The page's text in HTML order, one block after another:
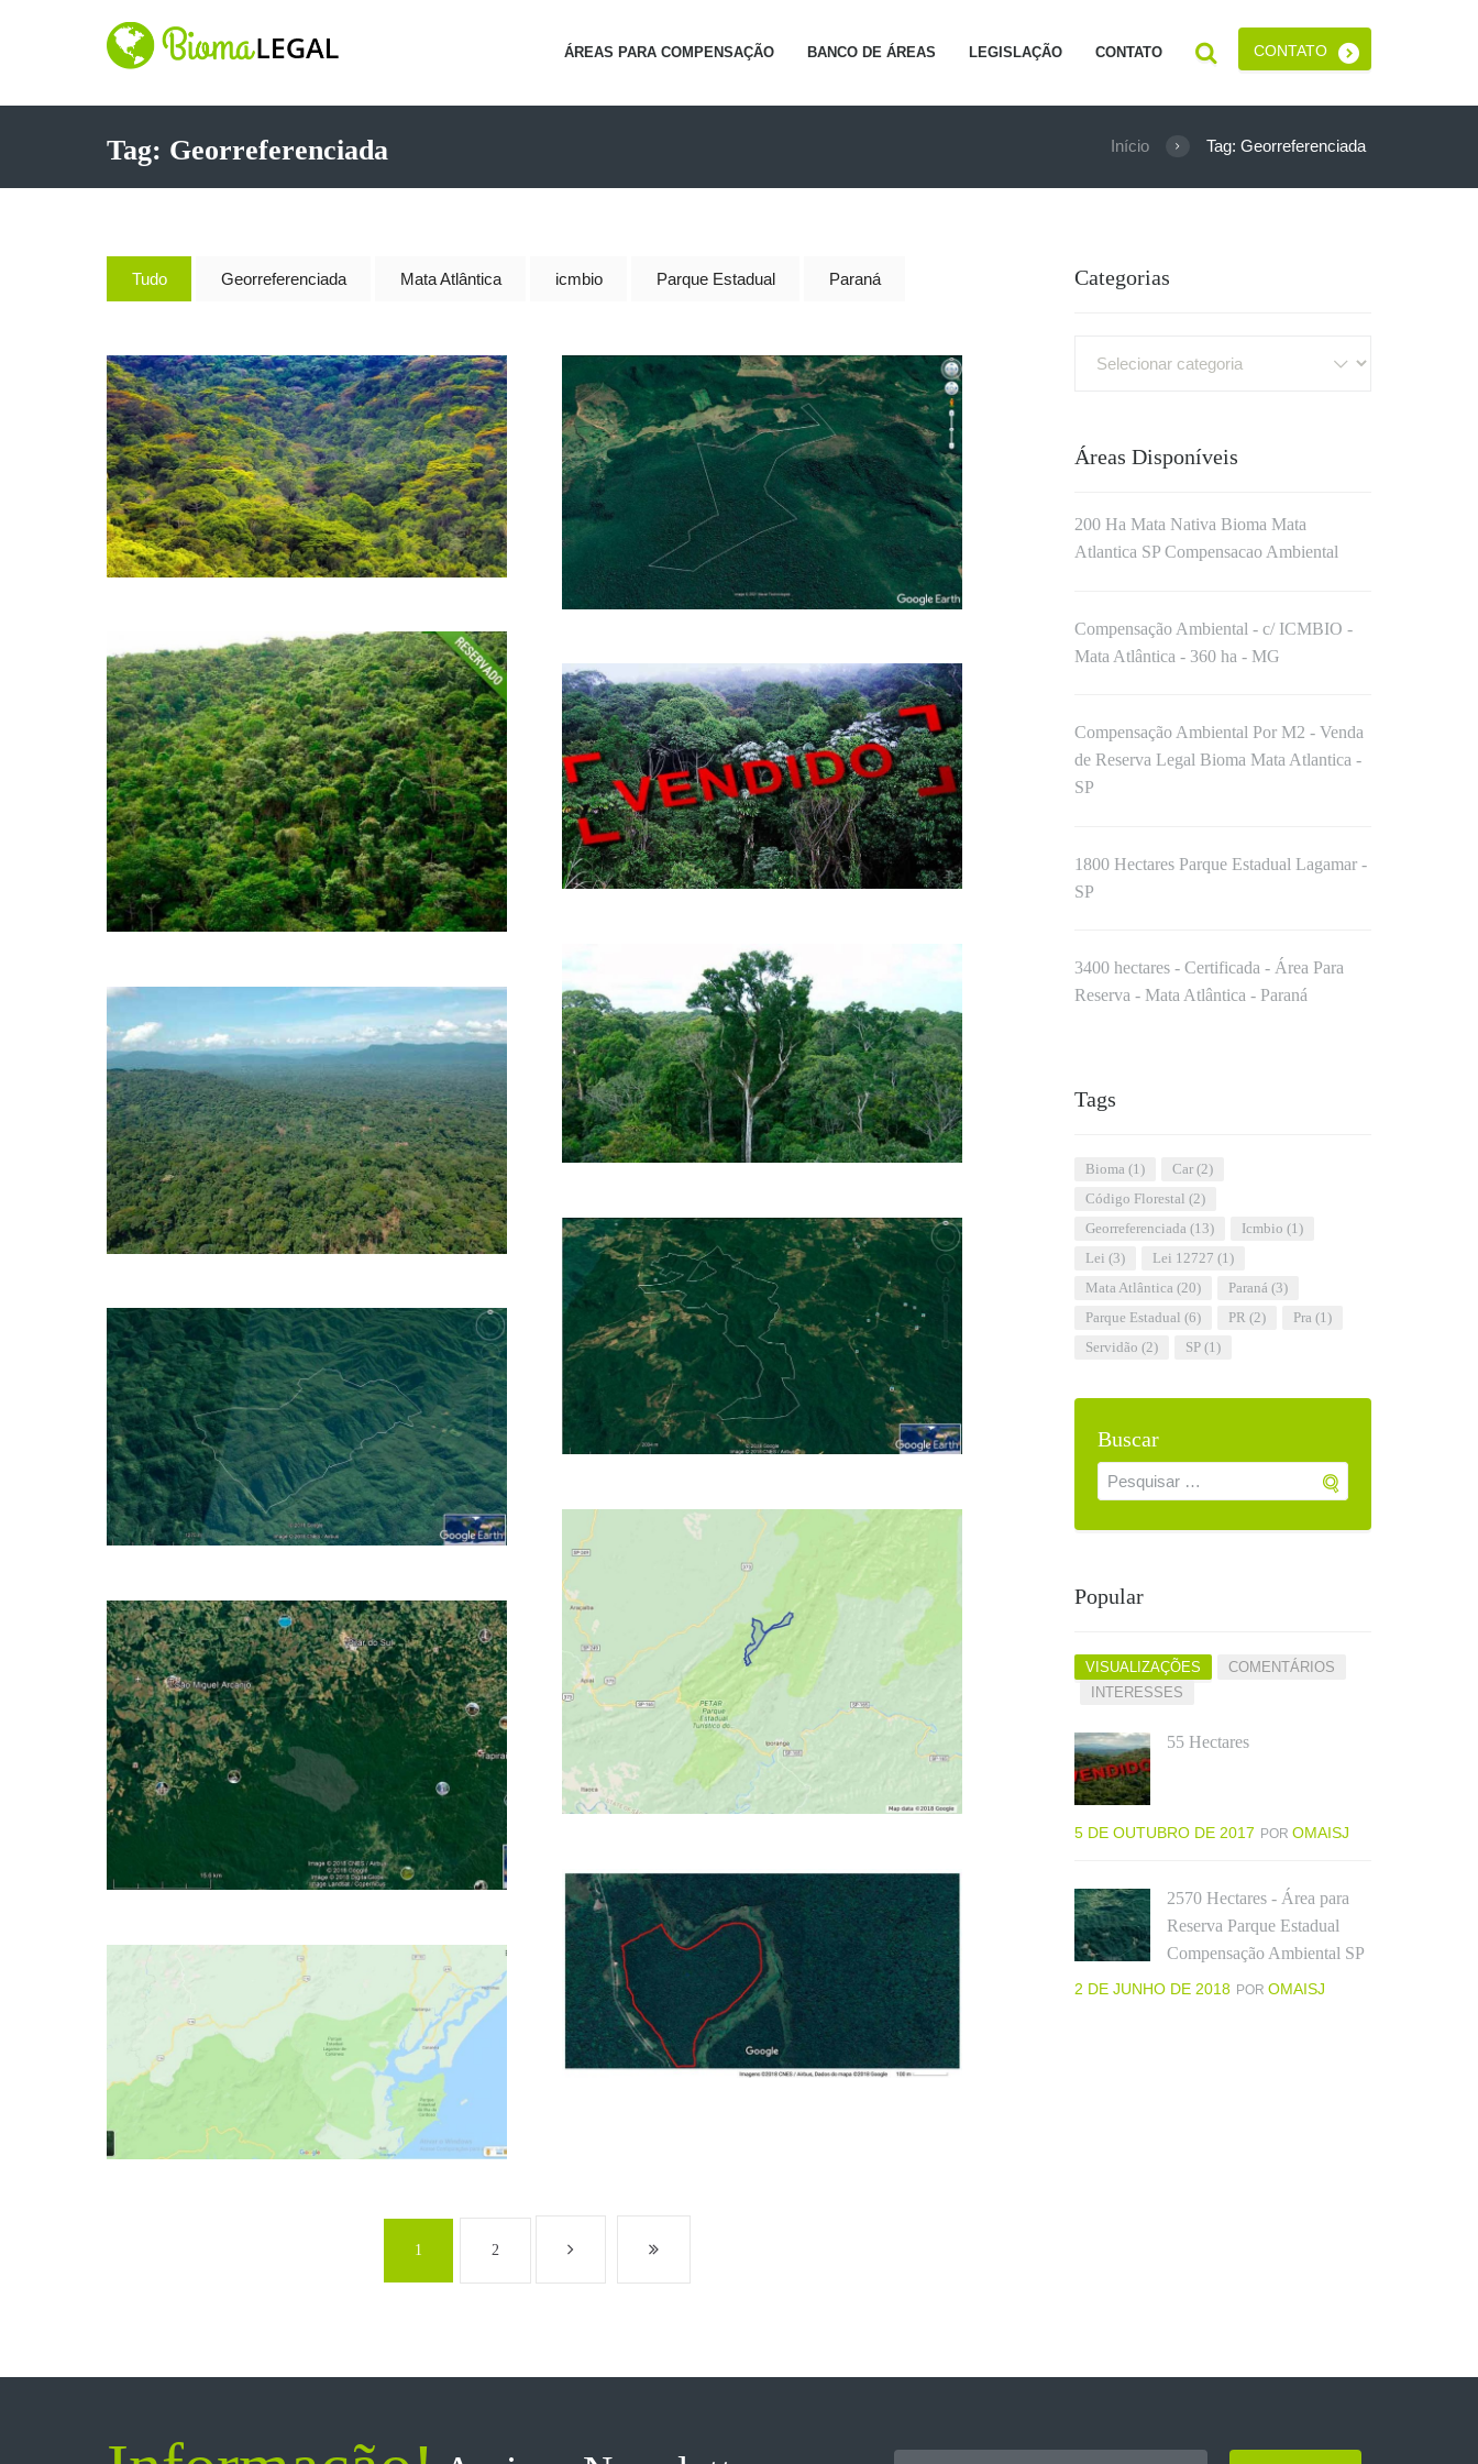
CONTATO
ÁREAS PARA COMPENSAÇÃO BANCO DE ÁREAS LEGISLAÇÃO CONTATO
Início Tag: Georreferenciada
Tag: Georreferenciada
Tudo Georreferenciada Mata Atlântica icmbio Parque Estadual Paraná
360 Hectares – Certificada pelo Incra –
Sigef
Localizada no Estado de São Paulo, na Região do Vale do
Ribeira, Bioma Mata Atlântica, 100% Preservada. Valor: R$
Consulte p/Ha Geo: SIM...
Compensação Ambiental – c/ ICMBIO –
Mata Atlântica – 360 ha – MG
Área Verde com Certidão do ICMBIO – Pronta para
Servidão / Compensação de Reserva Legal – Parque Federal
Valor: R$ Consulte p/ Hectare...
8640 Hectares
E M N E G O C I A Ç Ã O Geo averbado na Matrícula –
Localizada em Área 95% preservada – Vale do Ribeira – SP
– Bioma...
3540 Hectares
Mata Nativa. Com cerca de 50% da área localizada no
interior de um Parque Estadual-SP. Pronta para
Compensação Ambiental R$ Consulte p/Hectare...
3400 hectares – Certificada – Área Para
Reserva – Mata Atlântica – Paraná
Fazenda 100% Mata Atlântica Preservada – Difícil Acesso –
Ideal para Compensação Ambiental – Oportunidade Valor:
R$ Consulte p/...
440 hectares – Reserva Mata Atlântica –
Compensação – São Paulo
Documentação 100% – Pronta para Compensação – SP
Valor: R$ Consulte p/ Hectare GEO: (EM EXCECUÇÃO)
ITR: SIM CCIR: SIM CAR: SIM
2078 Hectares – Mata Atlântica – Pronta
para TAC – Geo Certificado
Georreferenciamento Cerfiticado – 02 Matrículas – 100%
Documentada – Pronta para TAC Valor: R$ Consulte p/
Hectare GEO: SIM...
1000 Hectares – Parque Estadual Paraná
– Reserva
Dentro do Parque Estadual de Lauráceas – PR – Com
parecer do IAP ( Instituto Ambiental do Paraná) Valor: R$
Consulte p/ hectare CCIR...
1400 Hectares – Dentro do Parque
Estadual Petar – SP
Pronta para Compensação Ambiental – TAC – SP Valor:
R$ Consulte p/ hectare 578 Alqueires Paulista CCIR: SIM
ITR: SIM CAR: SIM GEO...
5600 Hectares Reserva Mata Atlântica
SP Compensação
Pronta para Compensação Ambiental – TAC – SP Valor:
R$ Consultep/ hectare 2.314 Alqueires Paulista CCIR: SIM
ITR: SIM CAR: SIM GEO...
34 Hectares Bioma Mata Atlântica
Reserva Compensação Ambiental – SP
Vegetação 100% Nativa – Bioma Mata Atlântica – SP
Valor: R$ Consulte p/ Hectare GEO: SIM ITR: SIM CCIR:
SIM CAR: SIM Desmembra : NÃO *O...
1800 Hectares Parque Estadual
Lagamar – SP
Áreas 100% Regularizadas – Situadas no I Perímetro de
Cananéia-SP. – Bioma Mata Atlântica – ITR – CCIR – CAR
1 2
Categorias
Áreas Disponíveis
200 Ha Mata Nativa Bioma Mata
Atlantica SP Compensacao Ambiental
Compensação Ambiental - c/ ICMBIO -
Mata Atlântica - 360 ha - MG
Compensação Ambiental Por M2 - Venda
de Reserva Legal Bioma Mata Atlantica -
SP
1800 Hectares Parque Estadual Lagamar -
SP
3400 hectares - Certificada - Área Para
Reserva - Mata Atlântica - Paraná
Tags
Bioma (1) car (2)
Código Florestal (2)
Georreferenciada (13) icmbio (1)
lei (3) Lei 12727 (1)
Mata Atlântica (20) Paraná (3)
Parque Estadual (6) PR (2) pra (1)
Servidão (2) SP (1)
Buscar
Popular
VISUALIZAÇÕES
COMENTÁRIOS
INTERESSES
55 Hectares
5 DE OUTUBRO DE 2017 POR OMAISJ
2570 Hectares - Área para
Reserva Parque Estadual
Compensação Ambiental SP
2 DE JUNHO DE 2018 POR OMAISJ